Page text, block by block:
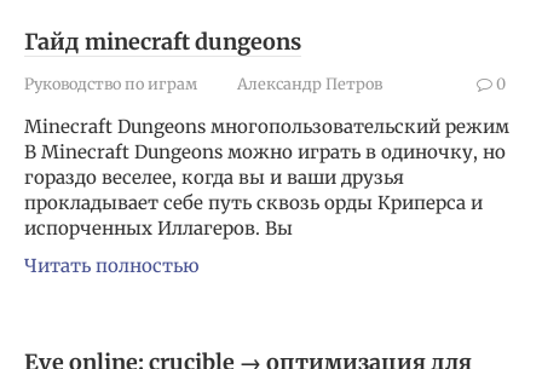
Гайд minecraft dungeons
Руководство по играм Александр Петров 0
Minecraft Dungeons многопользовательский режим
В Minecraft Dungeons можно играть в одиночку, но
гораздо веселее, когда вы и ваши друзья
прокладывает себе путь сквозь орды Криперса и
испорченных Иллагеров. Вы
Читать полностью
Eve online: crucible → оптимизация для